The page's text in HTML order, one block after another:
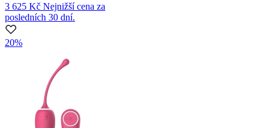
3 625 Kč Nejnižší cena za
posledních 30 dní.
20%